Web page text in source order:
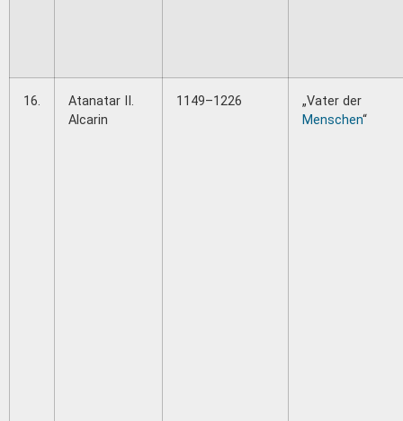
16.
Atanatar II.
Alcarin
1149–1226
„Vater der
Menschen“